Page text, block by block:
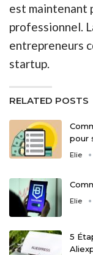
est maintenant
professionnel.
entrepreneurs
startup.
RELATED POSTS
pour
Elie
Elie
5